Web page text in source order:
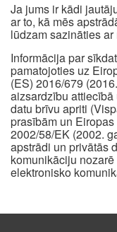
Ja jums ir kādi
ar to, kā mēs
lūdzam sazināties ar
Informācija par
pamatojoties uz
(ES) 2016/679
aizsardzību
datu brīvu apriti
prasībām un
2002/58/EK (2002.
apstrādi un privātās
komunikāciju
elektronisko